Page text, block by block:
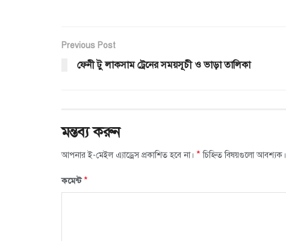
Previous Post
ফেনী টু লাকসাম ট্রেনের সময়সূচী ও ভাড়া তালিকা
মন্তব্য করুন
আপনার ই-মেইল এ্যাড্রেস প্রকাশিত হবে না। * চিহ্নিত বিষয়গুলো আবশ্যক।
কমেন্ট*